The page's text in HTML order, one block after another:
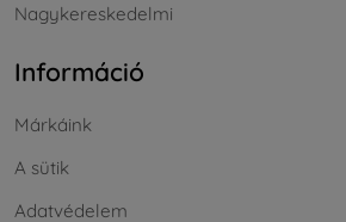
Nagykereskedelmi
Információ
Márkáink
A sütik
Adatvédelem